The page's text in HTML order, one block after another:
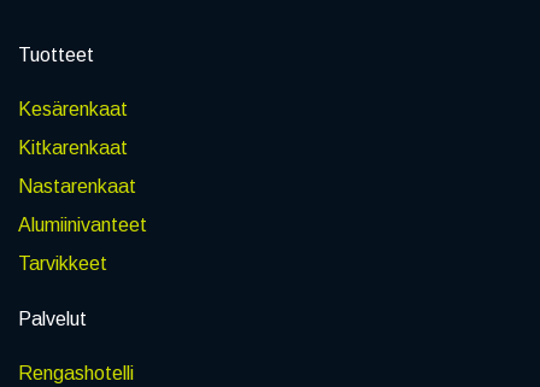
Tuotteet
Kesärenkaat
Kitkarenkaat
Nastarenkaat
Alumiinivanteet
Tarvikkeet
Palvelut
Rengashotelli